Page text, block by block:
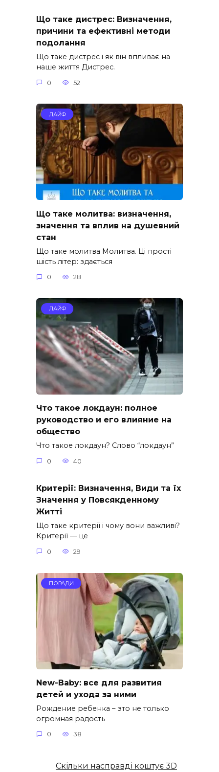
Що таке дистрес: Визначення,
причини та ефективні методи
подолання
Що таке дистрес і як він впливає на
наше життя Дистрес.
0 52
ЛАЙФ
Що таке молитва: визначення,
значення та вплив на душевний
стан
Що таке молитва Молитва. Ці прості
шість літер: здається
0 28
ЛАЙФ
Что такое локдаун: полное
руководство и его влияние на
общество
Что такое локдаун? Слово “локдаун”
0 40
Критерії: Визначення, Види та їх
Значення у Повсякденному
Житті
Що таке критерії і чому вони важливі?
Критерії — це
0 29
ПОРАДИ
New-Baby: все для развития
детей и ухода за ними
Рождение ребенка – это не только
огромная радость
0 38
Скільки насправді коштує 3D